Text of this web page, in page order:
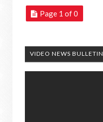
Page 1 of 0
VIDEO NEWS BULLETIN